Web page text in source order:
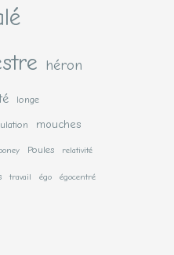
héron
longe
mouches
Poules relativité
travail égo égocentré